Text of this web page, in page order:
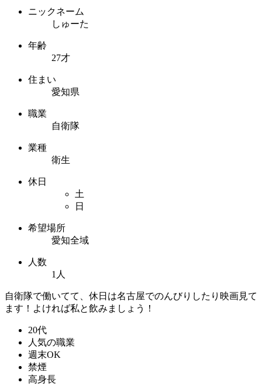
ニックネーム
しゅーた
年齢
27才
住まい
愛知県
職業
自衛隊
業種
衛生
休日
土
日
希望場所
愛知全域
人数
1人
自衛隊で働いてて、休日は名古屋でのんびりしたり映画見て
ます！よければ私と飲みましょう！
20代
人気の職業
週末OK
禁煙
高身長